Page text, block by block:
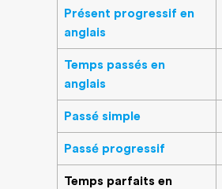
Présent progressif en
anglais
Temps passés en
anglais
Passé simple
Passé progressif
Temps parfaits en